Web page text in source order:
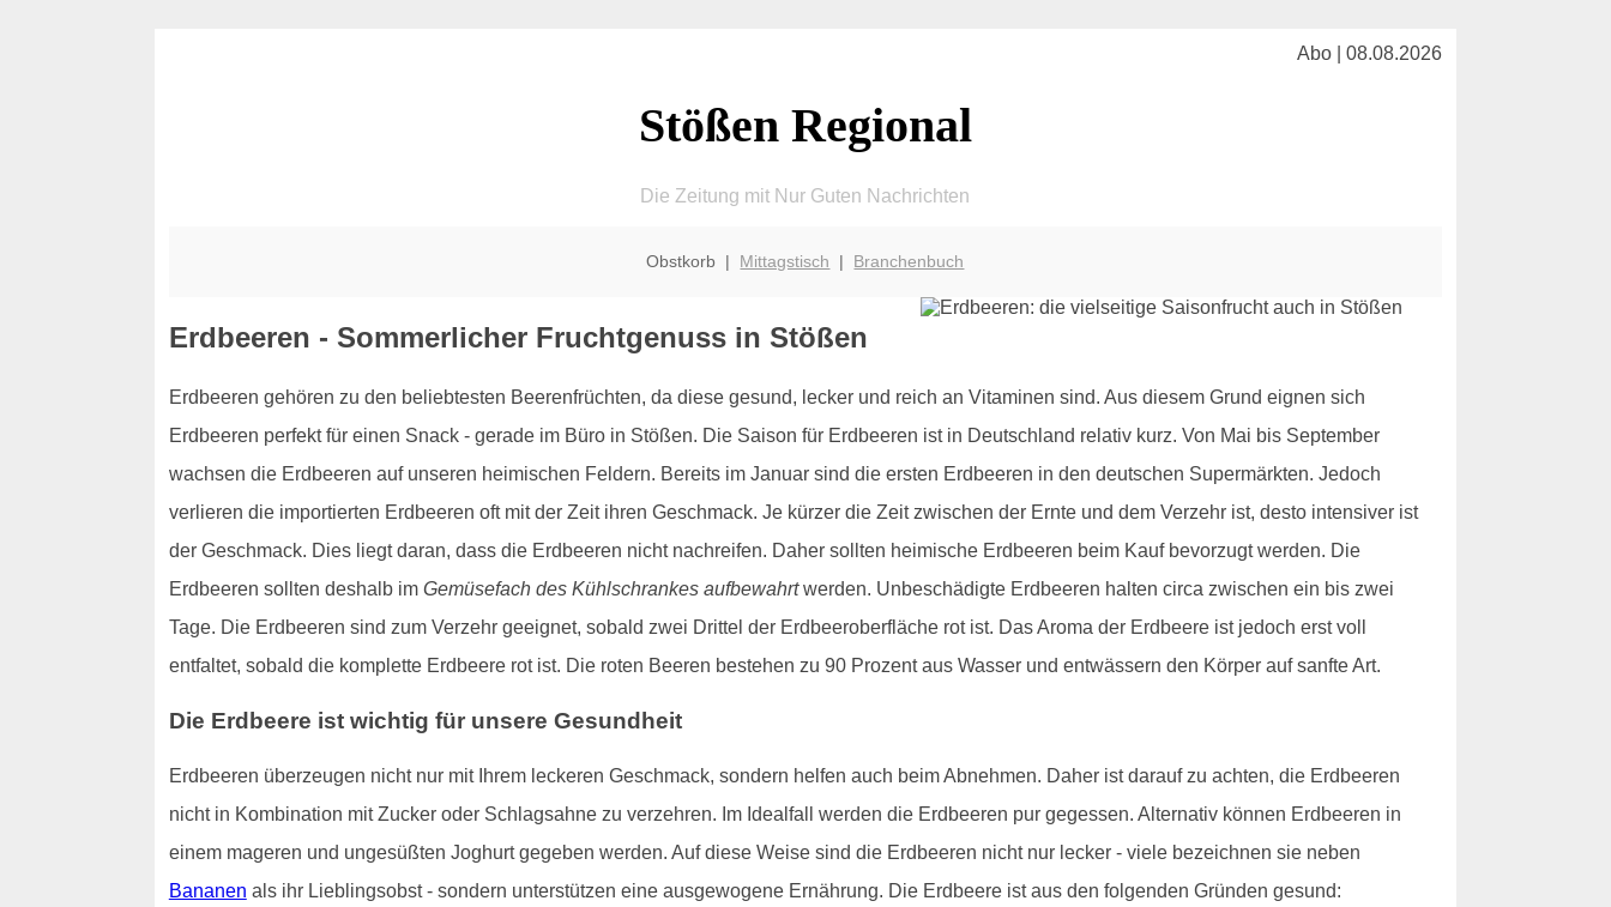
Abo | 08.08.2026
Stößen Regional
Die Zeitung mit Nur Guten Nachrichten
Obstkorb | Mittagstisch | Branchenbuch
Erdbeeren - Sommerlicher Fruchtgenuss in Stößen
Erdbeeren gehören zu den beliebtesten Beerenfrüchten, da diese gesund, lecker und reich an Vitaminen sind. Aus diesem Grund eignen sich
Erdbeeren perfekt für einen Snack - gerade im Büro in Stößen. Die Saison für Erdbeeren ist in Deutschland relativ kurz. Von Mai bis September
wachsen die Erdbeeren auf unseren heimischen Feldern. Bereits im Januar sind die ersten Erdbeeren in den deutschen Supermärkten. Jedoch
verlieren die importierten Erdbeeren oft mit der Zeit ihren Geschmack. Je kürzer die Zeit zwischen der Ernte und dem Verzehr ist, desto intensiver ist
der Geschmack. Dies liegt daran, dass die Erdbeeren nicht nachreifen. Daher sollten heimische Erdbeeren beim Kauf bevorzugt werden. Die
Erdbeeren sollten deshalb im Gemüsefach des Kühlschrankes aufbewahrtwerden. Unbeschädigte Erdbeeren halten circa zwischen ein bis zwei
Tage. Die Erdbeeren sind zum Verzehr geeignet, sobald zwei Drittel der Erdbeeroberfläche rot ist. Das Aroma der Erdbeere ist jedoch erst voll
entfaltet, sobald die komplette Erdbeere rot ist. Die roten Beeren bestehen zu 90 Prozent aus Wasser und entwässern den Körper auf sanfte Art.
Die Erdbeere ist wichtig für unsere Gesundheit
Erdbeeren überzeugen nicht nur mit Ihrem leckeren Geschmack, sondern helfen auch beim Abnehmen. Daher ist darauf zu achten, die Erdbeeren
nicht in Kombination mit Zucker oder Schlagsahne zu verzehren. Im Idealfall werden die Erdbeeren pur gegessen. Alternativ können Erdbeeren in
einem mageren und ungesüßten Joghurt gegeben werden. Auf diese Weise sind die Erdbeeren nicht nur lecker - viele bezeichnen sie neben
Bananen als ihr Lieblingsobst - sondern unterstützen eine ausgewogene Ernährung. Die Erdbeere ist aus den folgenden Gründen gesund: